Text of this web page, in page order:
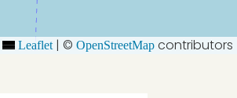
Leaflet | © OpenStreetMap contributors